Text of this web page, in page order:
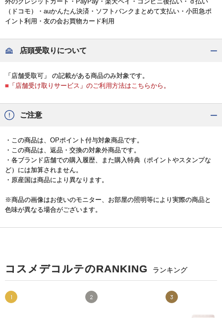
（ドコモ）・auかんたん決済・ソフトバンクまとめて支払い・小田急ポ
イント利用・友の会お買物カード利用
店頭受取りについて
「店舗受取可」 の記載がある商品のみ対象です。
■「店舗受け取りサービス」のご利用方法はこちらから。
ご注意
・この商品は、OPポイント付与対象商品です。
・この商品は、返品・交換の対象外商品です。
・各ブランド店舗での購入履歴、また購入特典（ポイントやスタンプな
ど）には加算されません。
・原産国は商品により異なります。
※商品の画像はお使いのモニター、お部屋の照明等により実際の商品と
色味が異なる場合がございます。
コスメデコルテのRANKING ランキング
1 2 3